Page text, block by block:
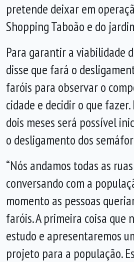
pretende deixar em
Shopping Taboão e do
Para garantir a viabilidade
disse que fará o
faróis para observar o
cidade e decidir o que
dois meses será possível
o desligamento dos
“Nós andamos todas as
conversando com a
momento as pessoas
faróis. A primeira coisa que
estudo e apresentaremos
projeto para a população.